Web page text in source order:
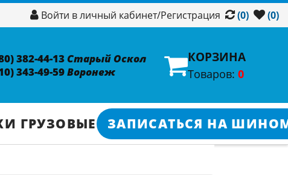
Войти в личный кабинет/Регистрация (0) (0)
382-44-13 Старый Оскол
343-49-59Воронеж
КОРЗИНА
Товаров: 0
ГРУЗОВЫЕ ЗАПИСАТЬСЯ НА